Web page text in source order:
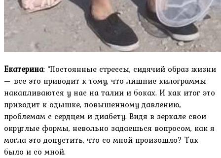
Екатерина: “Постоянные стрессы, сидячий образ жизни
— все это приводит к тому, что лишние килограммы
накапливаются у нас на талии и боках. И как итог это
приводит к одышке, повышенному давлению,
проблемам с сердцем и диабету. Видя в зеркале свои
округлые формы, невольно задаешься вопросом, как я
могла это допустить, что со мной произошло? Так
было и со мной.